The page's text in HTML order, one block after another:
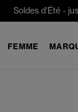
Soldes d'Été -
FEMME